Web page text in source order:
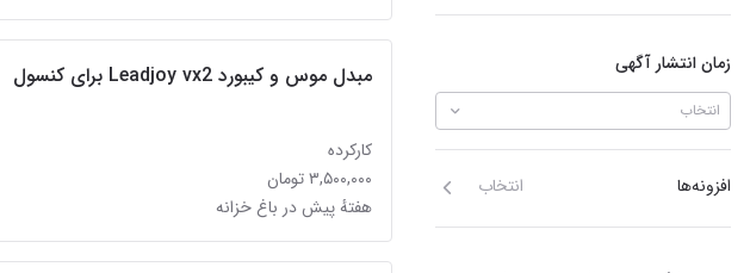
زمان انتشار آگهی
انتخاب
افزونه‌ها انتخاب
مبدل موس و کیبورد Leadjoy vx2 برای کنسول
کارکرده
۳,۵۰۰,۰۰۰ تومان
هفتهٔ پیش در باغ خزانه